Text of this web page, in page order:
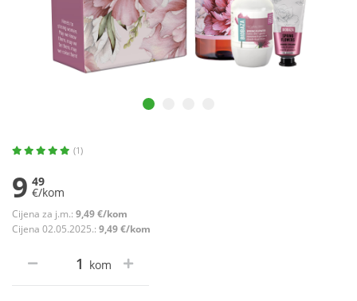
(1)
9 49
€/kom
Cijena za j.m.: 9,49 €/kom
Cijena 02.05.2025.: 9,49 €/kom
kom